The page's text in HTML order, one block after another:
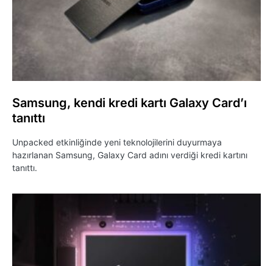
Samsung, kendi kredi kartı Galaxy Card’ı
tanıttı
Unpacked etkinliğinde yeni teknolojilerini duyurmaya
hazırlanan Samsung, Galaxy Card adını verdiği kredi kartını
tanıttı.